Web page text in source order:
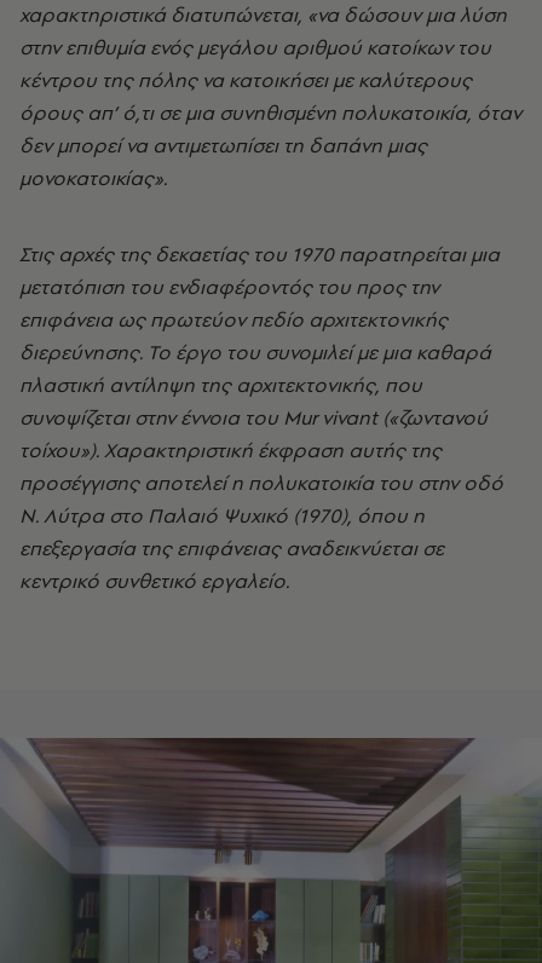
χαρακτηριστικά διατυπώνεται, «να δώσουν μια λύση
στην επιθυμία ενός μεγάλου αριθμού κατοίκων του
κέντρου της πόλης να κατοικήσει με καλύτερους
όρους απ’ ό,τι σε μια συνηθισμένη πολυκατοικία, όταν
δεν μπορεί να αντιμετωπίσει τη δαπάνη μιας
μονοκατοικίας».
Στις αρχές της δεκαετίας του 1970 παρατηρείται μια
μετατόπιση του ενδιαφέροντός του προς την
επιφάνεια ως πρωτεύον πεδίο αρχιτεκτονικής
διερεύνησης. Το έργο του συνομιλεί με μια καθαρά
πλαστική αντίληψη της αρχιτεκτονικής, που
συνοψίζεται στην έννοια του Mur vivant («ζωντανού
τοίχου»). Χαρακτηριστική έκφραση αυτής της
προσέγγισης αποτελεί η πολυκατοικία του στην οδό
Ν. Λύτρα στο Παλαιό Ψυχικό (1970), όπου η
επεξεργασία της επιφάνειας αναδεικνύεται σε
κεντρικό συνθετικό εργαλείο.